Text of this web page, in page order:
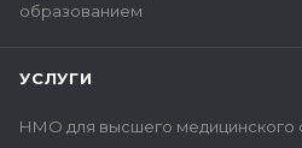
образованием
УСЛУГИ
НМО для высшего медицинского